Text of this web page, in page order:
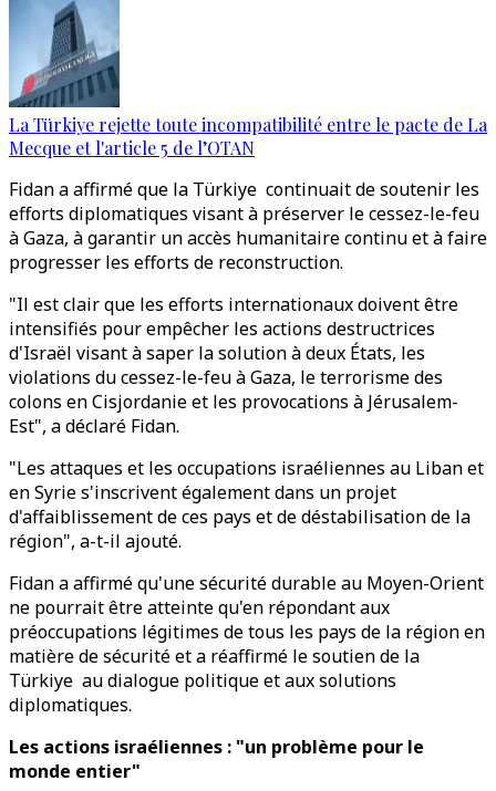
La Türkiye rejette toute incompatibilité entre le pacte de La
Mecque et l'article 5 de l’OTAN
Fidan a affirmé que la Türkiye continuait de soutenir les
efforts diplomatiques visant à préserver le cessez-le-feu
à Gaza, à garantir un accès humanitaire continu et à faire
progresser les efforts de reconstruction.
"Il est clair que les efforts internationaux doivent être
intensifiés pour empêcher les actions destructrices
d'Israël visant à saper la solution à deux États, les
violations du cessez-le-feu à Gaza, le terrorisme des
colons en Cisjordanie et les provocations à Jérusalem-
Est", a déclaré Fidan.
"Les attaques et les occupations israéliennes au Liban et
en Syrie s'inscrivent également dans un projet
d'affaiblissement de ces pays et de déstabilisation de la
région", a-t-il ajouté.
Fidan a affirmé qu'une sécurité durable au Moyen-Orient
ne pourrait être atteinte qu'en répondant aux
préoccupations légitimes de tous les pays de la région en
matière de sécurité et a réaffirmé le soutien de la
Türkiye au dialogue politique et aux solutions
diplomatiques.
Les actions israéliennes : "un problème pour le
monde entier"